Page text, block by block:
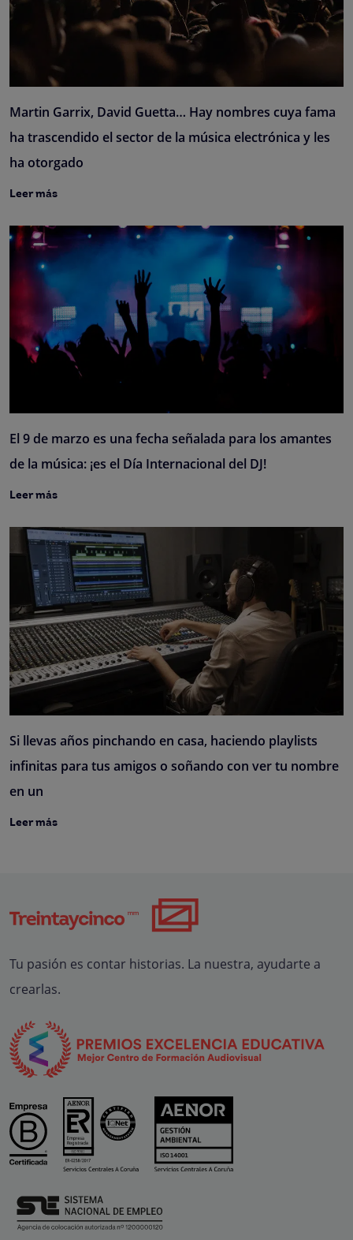
Martin Garrix, David Guetta… Hay nombres cuya fama
ha trascendido el sector de la música electrónica y les
ha otorgado
Leer más
El 9 de marzo es una fecha señalada para los amantes
de la música: ¡es el Día Internacional del DJ!
Leer más
Si llevas años pinchando en casa, haciendo playlists
infinitas para tus amigos o soñando con ver tu nombre
en un
Leer más
Tu pasión es contar historias. La nuestra, ayudarte a
crearlas.